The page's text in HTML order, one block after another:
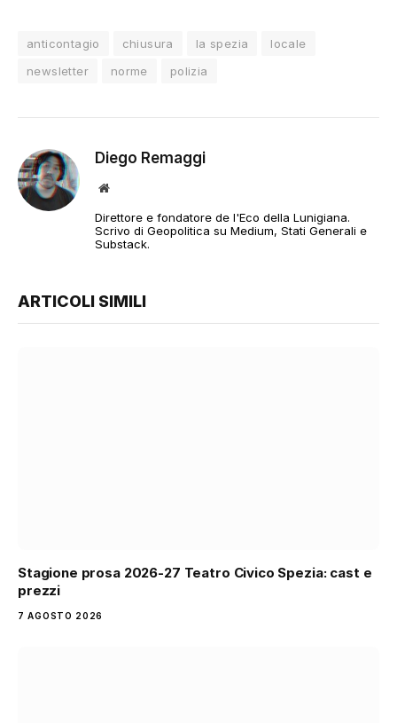
anticontagio chiusura la spezia
locale
newsletter
norme polizia
Diego Remaggi
Sito
Direttore e fondatore de l'Eco della Lunigiana.
Scrivo di Geopolitica su Medium, Stati Generali e
Substack.
ARTICOLI SIMILI
Stagione prosa 2026-27 Teatro Civico Spezia: cast e
prezzi
7 AGOSTO 2026